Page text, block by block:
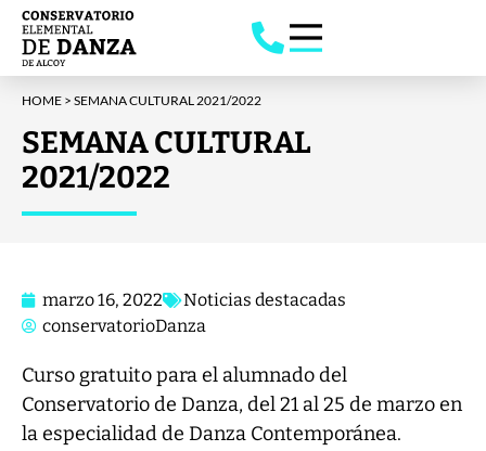
HOME > SEMANA CULTURAL 2021/2022
SEMANA CULTURAL
2021/2022
marzo 16, 2022
Noticias destacadas
conservatorioDanza
Curso gratuito para el alumnado del
Conservatorio de Danza, del 21 al 25 de marzo en
la especialidad de Danza Contemporánea.